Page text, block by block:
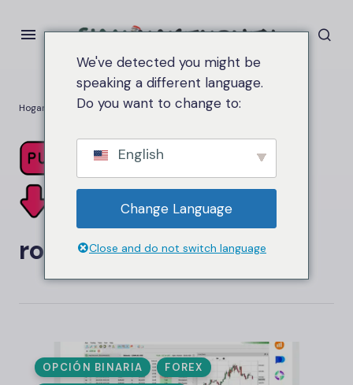
Hogar robots de comercio
robots de comercio
OPCIÓN BINARIA
FOREX
We've detected you might be
speaking a different language.
Do you want to change to:
English
Change Language
Close and do not switch language